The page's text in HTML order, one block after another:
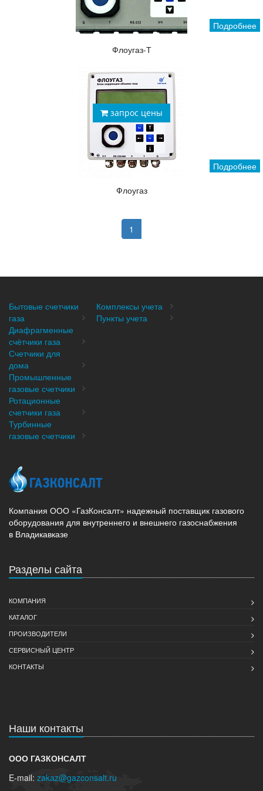
Подробнее
Флоугаз-Т
запрос цены
Подробнее
Флоугаз
1
Бытовые счетчики
газа
Диафрагменные
счётчики газа
Счетчики для
дома
Промышленные
газовые счетчики
Ротационные
счетчики газа
Турбинные
газовые счетчики
Комплексы учета
Пункты учета
Компания ООО «ГазКонсалт» надежный поставщик газового
оборудования для внутреннего и внешнего газоснабжения
в Владикавказе
Разделы сайта
КОМПАНИЯ
КАТАЛОГ
ПРОИЗВОДИТЕЛИ
СЕРВИСНЫЙ ЦЕНТР
КОНТАКТЫ
Наши контакты
ООО ГАЗКОНСАЛТ
E-mail: zakaz@gazconsalt.ru